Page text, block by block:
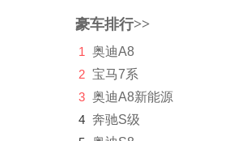
豪车排行>>
1 奥迪A8
2 宝马7系
3 奥迪A8新能源
4 奔驰S级